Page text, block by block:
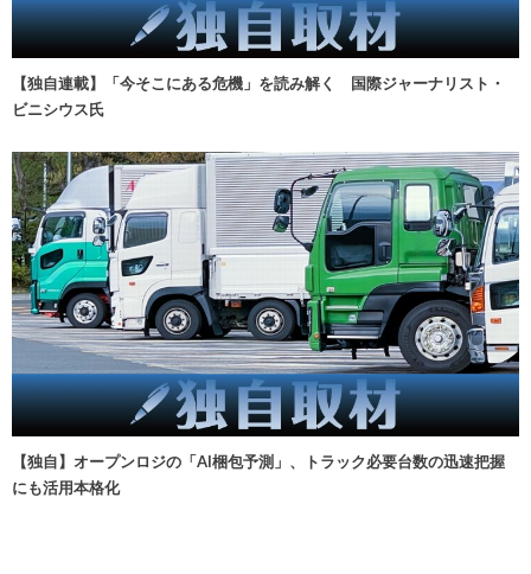
【独自連載】「今そこにある危機」を読み解く 国際ジャーナリスト・
ビニシウス氏
【独自】オープンロジの「AI梱包予測」、トラック必要台数の迅速把握
にも活用本格化